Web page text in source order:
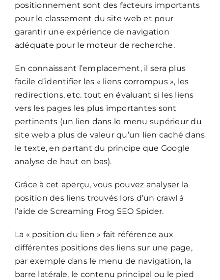
positionnement sont des facteurs importants
pour le classement du site web et pour
garantir une expérience de navigation
adéquate pour le moteur de recherche.
En connaissant l’emplacement, il sera plus
facile d’identifier les « liens corrompus », les
redirections, etc. tout en évaluant si les liens
vers les pages les plus importantes sont
pertinents (un lien dans le menu supérieur du
site web a plus de valeur qu’un lien caché dans
le texte, en partant du principe que Google
analyse de haut en bas).
Grâce à cet aperçu, vous pouvez analyser la
position des liens trouvés lors d’un crawl à
l’aide de Screaming Frog SEO Spider.
La « position du lien » fait référence aux
différentes positions des liens sur une page,
par exemple dans le menu de navigation, la
barre latérale, le contenu principal ou le pied